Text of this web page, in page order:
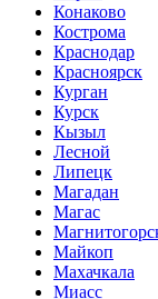
Конаково
Кострома
Краснодар
Красноярск
Курган
Курск
Кызыл
Лесной
Липецк
Магадан
Магас
Майкоп
Махачкала
Миасс